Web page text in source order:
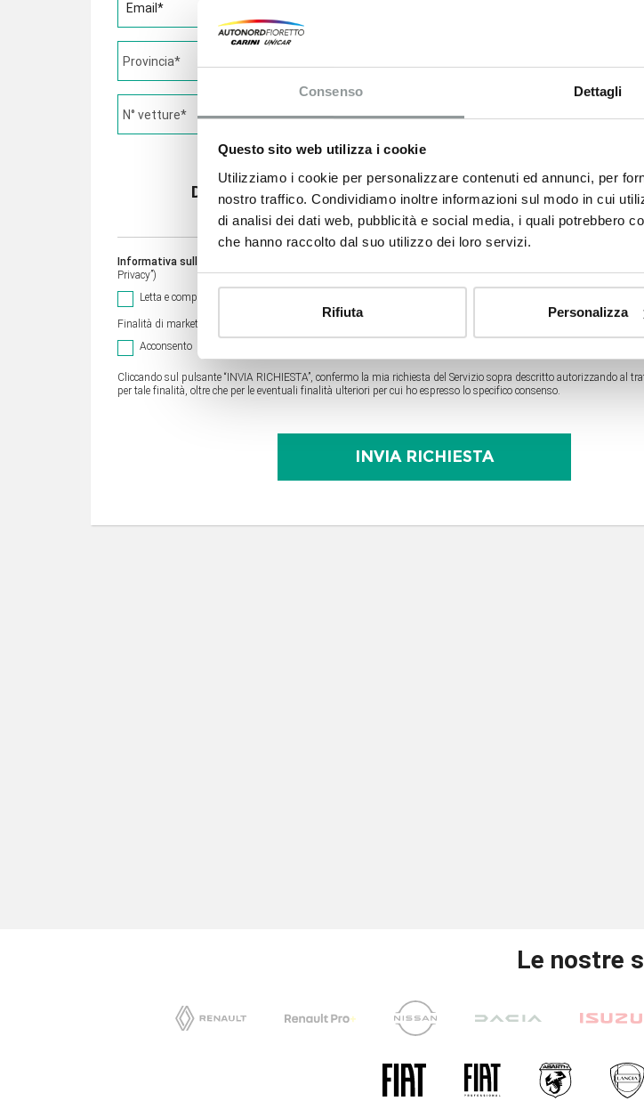
Consenso Dettagli
Questo sito web utilizza i cookie
Utilizziamo i cookie per personalizzare contenuti ed annunci, per
nostro traffico. Condividiamo inoltre informazioni sul modo in cui
di analisi dei dati web, pubblicità e social media, i quali potrebbero
che hanno raccolto dal suo utilizzo dei loro servizi.
Rifiuta Personalizza
Email*
Desideri ricevere un preventivo on-line costruito su
Informativa sulla Privacy e consenso
Privacy”)
Letta e compresa l’
Finalità di marketing
Acconsento
Cliccando sul pulsante “INVIA RICHIESTA”, confermo la mia richiesta del Servizio sopra descritto autorizzando al
per tale finalità, oltre che per le eventuali finalità ulteriori per cui ho espresso lo specifico consenso.
Le nostre